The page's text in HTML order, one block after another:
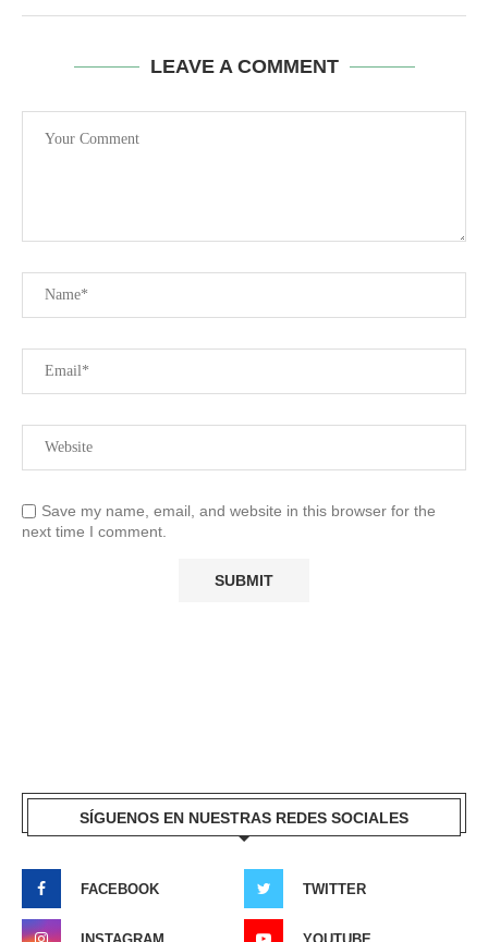
LEAVE A COMMENT
Save my name, email, and website in this browser for the
next time I comment.
SÍGUENOS EN NUESTRAS REDES SOCIALES
FACEBOOK TWITTER